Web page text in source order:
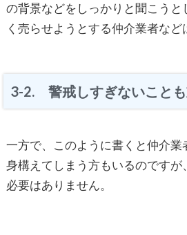
の背景などをしっかりと聞こう
く売らせようとする仲介業者など
3-2. 警戒しすぎないこと
一方で、このように書くと仲介業
身構えてしまう方もいるのですが
必要はありません。